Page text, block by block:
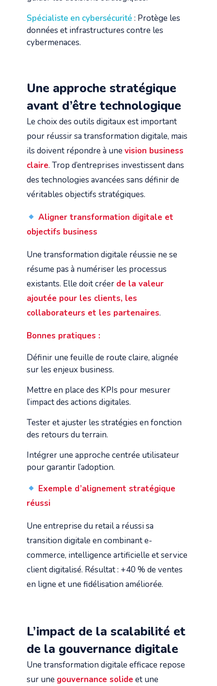
Spécialiste en cybersécurité : Protège les
données et infrastructures contre les
cybermenaces.
Une approche stratégique
avant d’être technologique
Le choix des outils digitaux est important
pour réussir sa transformation digitale, mais
ils doivent répondre à unevision business
claire. Trop d’entreprises investissent dans
des technologies avancées sans définir de
véritables objectifs stratégiques.
Aligner transformation digitale et
objectifs business
Une transformation digitale réussie ne se
résume pas à numériser les processus
existants. Elle doit créer de la valeur
ajoutée pour les clients, les
collaborateurs et les partenaires.
Bonnes pratiques :
Définir une feuille de route claire, alignée
sur les enjeux business.
Mettre en place des KPIs pour mesurer
l’impact des actions digitales.
Tester et ajuster les stratégies en fonction
des retours du terrain.
Intégrer une approche centrée utilisateur
pour garantir l’adoption.
Exemple d’alignement stratégique
réussi
Une entreprise du retail a réussi sa
transition digitale en combinant e-
commerce, intelligence artificielle et service
client digitalisé. Résultat : +40 % de ventes
en ligne et une fidélisation améliorée.
L’impact de la scalabilité et
de la gouvernance digitale
Une transformation digitale efficace repose
sur une gouvernance solide et une